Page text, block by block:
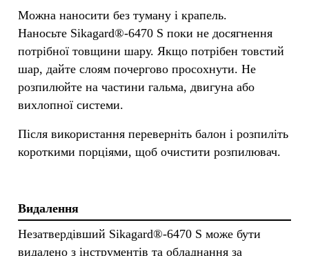
Можна наносити без туману і крапель.
Наносьте Sikagard®-6470 S поки не досягнення
потрібної товщини шару. Якщо потрібен товстий
шар, дайте слоям почергово просохнути. Не
розпилюйте на частини гальма, двигуна або
вихлопної системи.
Після використання переверніть балон і розпиліть
короткими порціями, щоб очистити розпилювач.
Видалення
Незатвердівший Sikagard®-6470 S може бути
видалено з інструментів та обладнання за